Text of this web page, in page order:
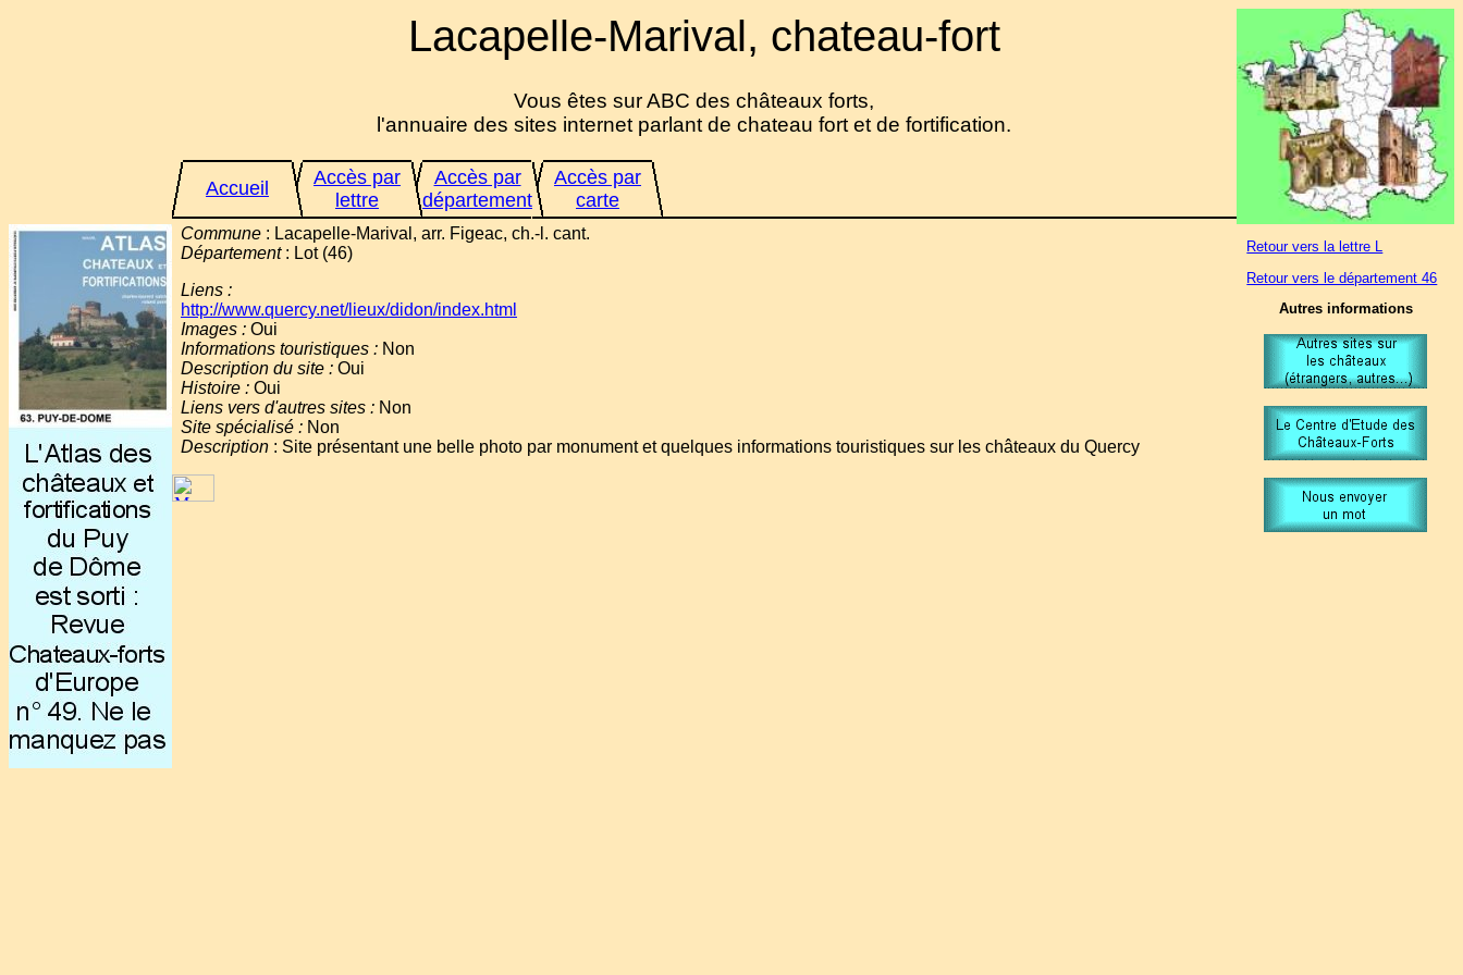
Lacapelle-Marival, chateau-fort
Vous êtes sur ABC des châteaux forts,
l'annuaire des sites internet parlant de chateau fort et de fortification.
Accueil
Accès par
lettre
Accès par
département
Accès par
carte
Commune : Lacapelle-Marival, arr. Figeac, ch.-l. cant.
Département: Lot (46)
Liens :
http://www.quercy.net/lieux/didon/index.html
Images : Oui
Informations touristiques : Non
Description du site : Oui
Histoire : Oui
Liens vers d'autres sites : Non
Site spécialisé : Non
Description : Site présentant une belle photo par monument et quelques informations touristiques sur les châteaux du Quercy
Retour vers la lettre L
Retour vers le département 46
Autres informations